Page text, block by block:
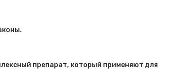
препарат, который применяют для